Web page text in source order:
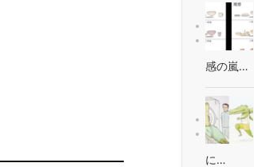
感の嵐…
に…